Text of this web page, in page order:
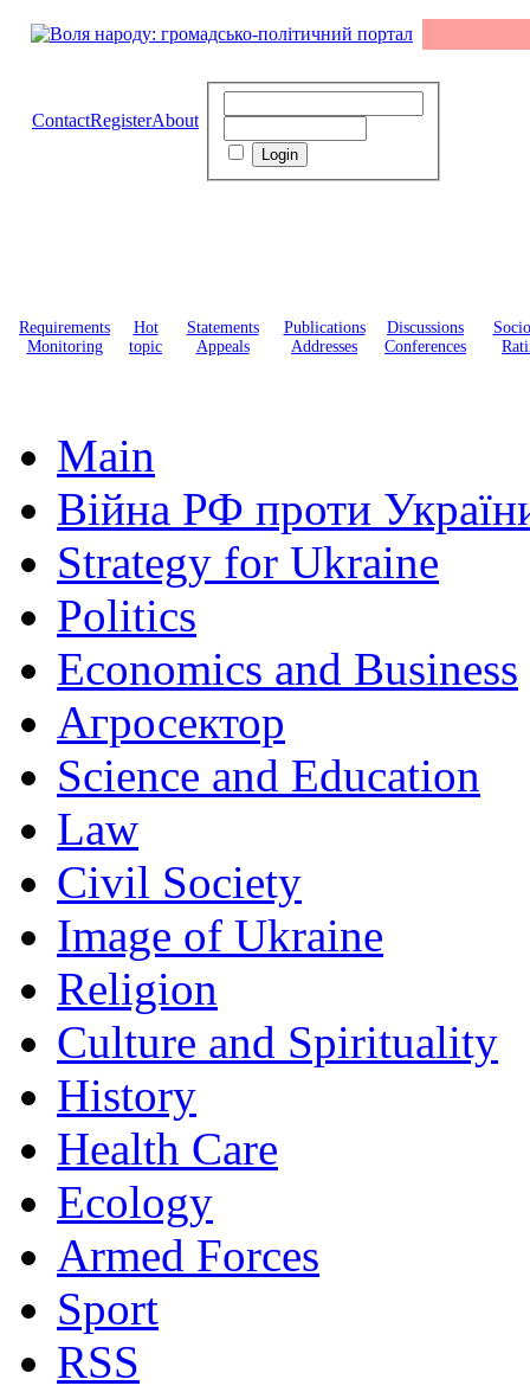
ContactRegisterAbout
Requirements
Monitoring
Hot
topic
Statements
Appeals
Publications
Addresses
Discussions
Conferences
Main
Війна РФ проти
Strategy for Ukraine
Politics
Economics and Business
Агросектор
Science and Education
Law
Civil Society
Image of Ukraine
Religion
Culture and Spirituality
History
Health Care
Ecology
Armed Forces
Sport
RSS